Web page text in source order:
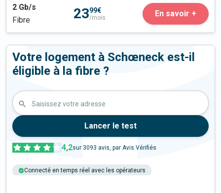
2 Gb/s
Fibre
2399€
/mois En savoir +
Votre logement à Schœneck est-il
éligible à la fibre ?
Saisissez votre adresse
Lancer le test
4,2sur 3093 avis, par Avis Vérifiés
Connecté en temps réel avec les opérateurs